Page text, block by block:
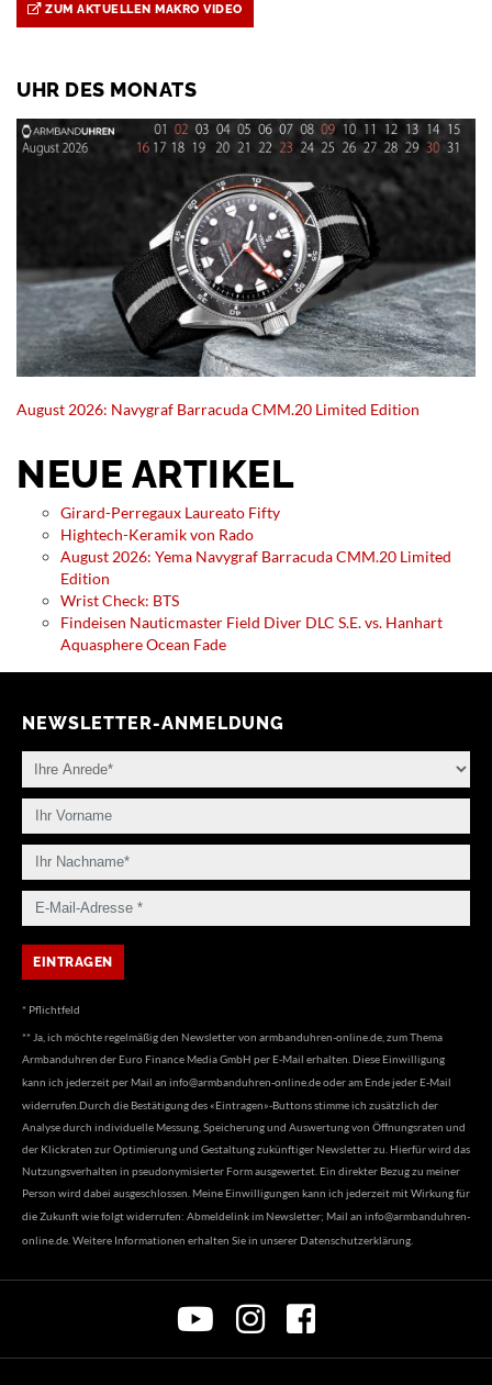
ZUM AKTUELLEN MAKRO VIDEO
UHR DES MONATS
August 2026: Navygraf Barracuda CMM.20 Limited Edition
NEUE ARTIKEL
Girard-Perregaux Laureato Fifty
Hightech-Keramik von Rado
August 2026: Yema Navygraf Barracuda CMM.20 Limited
Edition
Wrist Check: BTS
Findeisen Nauticmaster Field Diver DLC S.E. vs. Hanhart
Aquasphere Ocean Fade
NEWSLETTER-ANMELDUNG
* Pflichtfeld
** Ja, ich möchte regelmäßig den Newsletter von armbanduhren-online.de, zum Thema
Armbanduhren der Euro Finance Media GmbH per E-Mail erhalten. Diese Einwilligung
kann ich jederzeit per Mail an info@armbanduhren-online.deoder am Ende jeder E-Mail
widerrufen.Durch die Bestätigung des «Eintragen»-Buttons stimme ich zusätzlich der
Analyse durch individuelle Messung, Speicherung und Auswertung von Öffnungsraten und
der Klickraten zur Optimierung und Gestaltung zukünftiger Newsletter zu. Hierfür wird das
Nutzungsverhalten in pseudonymisierter Form ausgewertet. Ein direkter Bezug zu meiner
Person wird dabei ausgeschlossen. Meine Einwilligungen kann ich jederzeit mit Wirkung für
die Zukunft wie folgt widerrufen: Abmeldelink im Newsletter; Mail an info@armbanduhren-
online.de . Weitere Informationen erhalten Sie in unserer Datenschutzerklärung